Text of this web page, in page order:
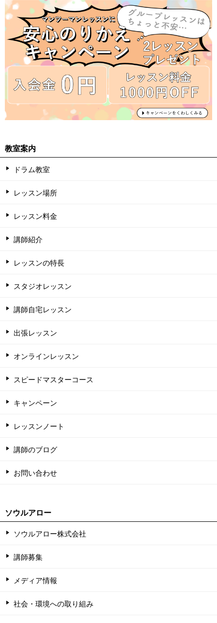
教室案内
ドラム教室
レッスン場所
レッスン料金
講師紹介
レッスンの特長
スタジオレッスン
講師自宅レッスン
出張レッスン
オンラインレッスン
スピードマスターコース
キャンペーン
レッスンノート
講師のブログ
お問い合わせ
ソウルアロー
ソウルアロー株式会社
講師募集
メディア情報
社会・環境への取り組み